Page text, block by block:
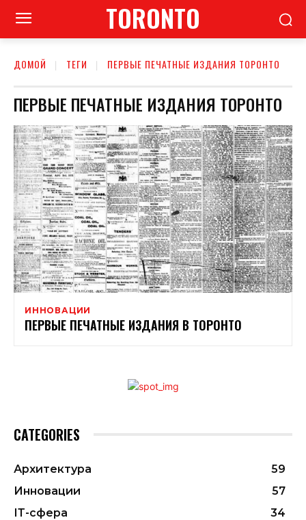
TORONTO
ДОМОЙ ТЕГИ ПЕРВЫЕ ПЕЧАТНЫЕ ИЗДАНИЯ ТОРОНТО
ПЕРВЫЕ ПЕЧАТНЫЕ ИЗДАНИЯ ТОРОНТО
ИННОВАЦИИ
ПЕРВЫЕ ПЕЧАТНЫЕ ИЗДАНИЯ В ТОРОНТО
CATEGORIES
Архитектура
59
Инновации
57
ІТ-сфера
34